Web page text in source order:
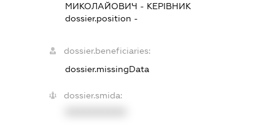
МИКОЛАЙОВИЧ - КЕРІВНИК
dossier.position -
dossier.beneficiaries:
dossier.missingData
dossier.smida: